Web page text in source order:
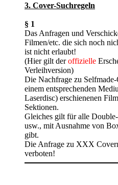
3. Cover-Suchregeln
§ 1
Das Anfragen und
Filmen/etc. die sich noch
ist nicht erlaubt!
(Hier gilt deroffizielle
Verleihversion)
Die Nachfrage zu
einem entsprechenden
Laserdisc) erschienenen
Sektionen.
Gleiches gilt für alle
usw., mit Ausnahme von
gibt.
Die Anfrage zu XXX
verboten!